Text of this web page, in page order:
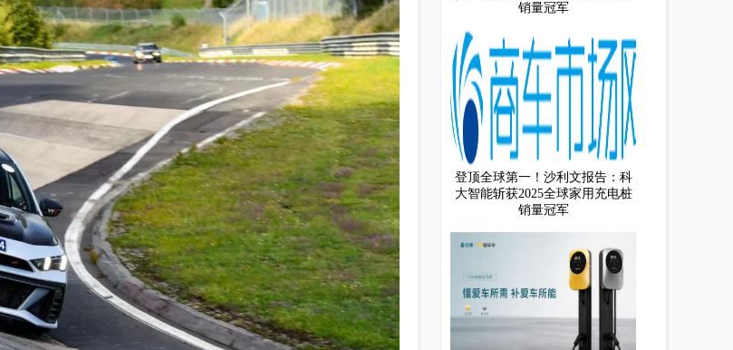
销量冠军
登顶全球第一！沙利文报告：科
大智能斩获2025全球家用充电桩
销量冠军